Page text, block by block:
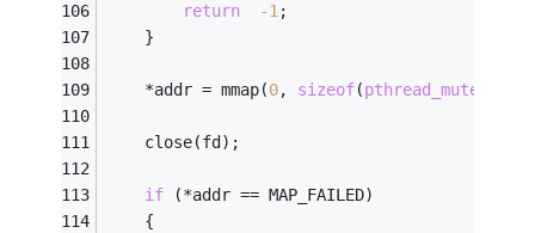
return
-1;
	}
	*addr = mmap(
0, sizeof(pthread_mutex_t
	close(fd);
if (*addr == MAP_FAILED)
	{